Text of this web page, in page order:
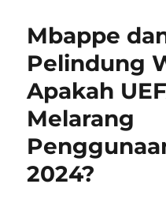
Mbappe
Pelindung
Apakah
Melarang
2024?